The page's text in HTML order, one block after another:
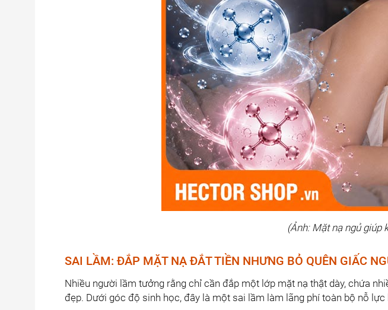
(Ảnh: Mặt nạ ngủ giúp
SAI LẦM: ĐẮP MẶT NẠ ĐẮT TIỀN NHƯNG BỎ QUÊN GIẤC
Nhiều người lầm tưởng rằng chỉ cần đắp một lớp mặt nạ thật dày, chứa
đẹp. Dưới góc độ sinh học, đây là một sai lầm làm lãng phí toàn bộ nỗ lực